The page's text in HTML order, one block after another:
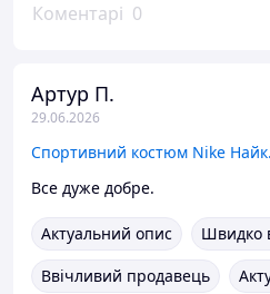
Коментарі 0
Артур П.
29.06.2026
Все дуже добре.
Актуальний опис
Швидко
Ввічливий продавець